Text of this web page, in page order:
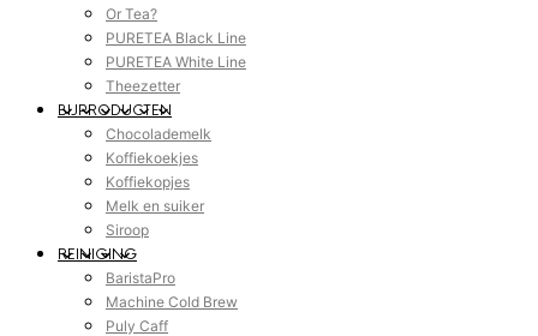
Or Tea?
PURETEA Black Line
PURETEA White Line
Theezetter
BIJPRODUCTEN
Chocolademelk
Koffiekoekjes
Koffiekopjes
Melk en suiker
Siroop
REINIGING
BaristaPro
Machine Cold Brew
Puly Caff